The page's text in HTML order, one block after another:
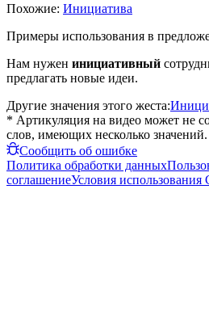
Похожие: Инициатива
Примеры использования в
Нам нужен инициативный
предлагать новые идеи.
Другие значения этого жеста:
* Артикуляция на видео может не
слов, имеющих несколько значений.
Сообщить об ошибке
Политика обработки данных
соглашениеУсловия использования